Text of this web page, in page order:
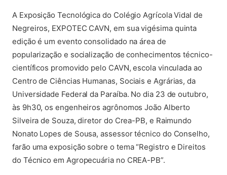
A Exposição Tecnológica do Colégio Agrícola Vidal de
Negreiros, EXPOTEC CAVN, em sua vigésima quinta
edição é um evento consolidado na área de
popularização e socialização de conhecimentos técnico-
científicos promovido pelo CAVN, escola vinculada ao
Centro de Ciências Humanas, Sociais e Agrárias, da
Universidade Federal da Paraíba. No dia 23 de outubro,
às 9h30, os engenheiros agrônomos João Alberto
Silveira de Souza, diretor do Crea-PB, e Raimundo
Nonato Lopes de Sousa, assessor técnico do Conselho,
farão uma exposição sobre o tema “Registro e Direitos
do Técnico em Agropecuária no CREA-PB”.